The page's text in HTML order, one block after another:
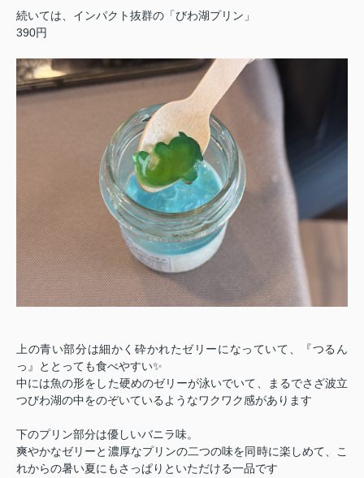
続いては、インパクト抜群の「びわ湖プリン」
390円
上の青い部分は細かく砕かれたゼリーになっていて、『つるん
っ』ととっても食べやすい✨️
中には魚の形をした硬めのゼリーが泳いでいて、まるでさざ波立
つびわ湖の中をのぞいているようなワクワク感があります
下のプリン部分は優しいバニラ味。
爽やかなゼリーと濃厚なプリンの二つの味を同時に楽しめて、こ
れからの暑い夏にもさっぱりといただける一品です